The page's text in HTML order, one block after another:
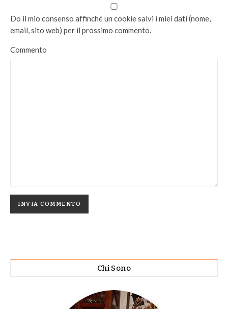
Do il mio consenso affinché un cookie salvi i miei dati (nome,
email, sito web) per il prossimo commento.
Commento
Chi Sono